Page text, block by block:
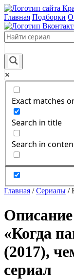
Главная Подборки О
Exact matches
Search in title
Search in
Главная /Сериалы /
Описание
«Когда
(2017),
сериал